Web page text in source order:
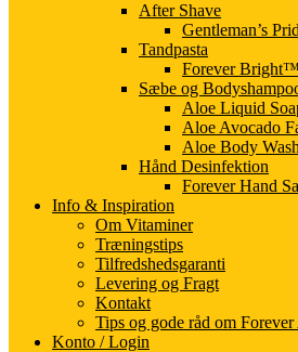
After Shave
Gentleman’s
Tandpasta
Forever
Sæbe og
Aloe Liquid
Aloe Avocado
Aloe Body
Hånd Desinfektion
Forever Hand
Info & Inspiration
Om Vitaminer
Træningstips
Tilfredshedsgaranti
Levering og Fragt
Kontakt
Tips og gode råd om
Konto / Login